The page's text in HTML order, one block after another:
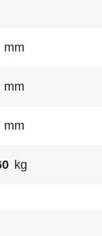
mm
mm
mm
kg